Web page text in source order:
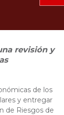
revisión y
de los
y entregar
de Riesgos de